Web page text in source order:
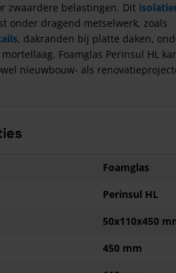
zwaardere belastingen. Dit
onder dragend metselwerk, zoals
, dakranden bij platte daken,
Foamglas Perinsul HL
nieuwbouw- als
Perinsul HL:
eigenschappen
(kernmateriaal A1)
Foamglas
Perinsul HL
50x110x450
450 mm